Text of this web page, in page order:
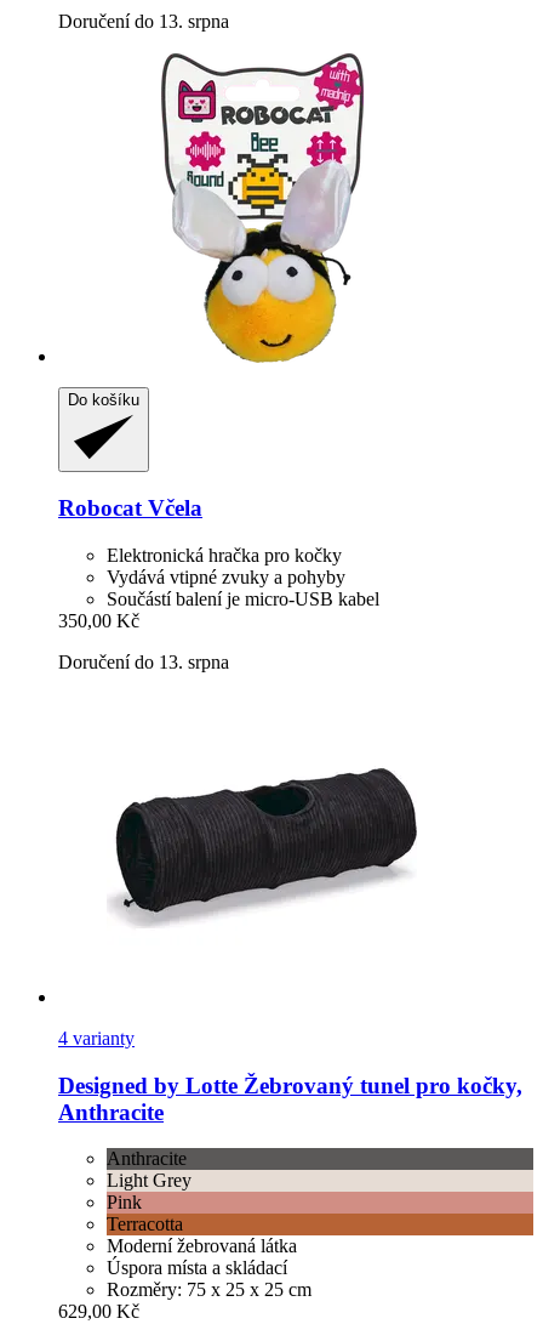
Doručení do 13. srpna
Do košíku
Robocat Včela
Elektronická hračka pro kočky
Vydává vtipné zvuky a pohyby
Součástí balení je micro-USB kabel
350,00 Kč
Doručení do 13. srpna
4 varianty
Designed by Lotte Žebrovaný tunel pro kočky,
Anthracite
Anthracite
Light Grey
Pink
Terracotta
Moderní žebrovaná látka
Úspora místa a skládací
Rozměry: 75 x 25 x 25 cm
629,00 Kč